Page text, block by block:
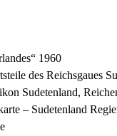
1960
des Reichsgaues
Sudetenland,
– Sudetenland